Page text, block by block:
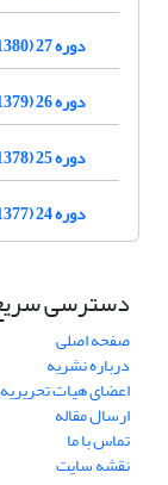
دوره 27 (1380)
دوره 26 (1379)
دوره 25 (1378)
دوره 24 (1377)
دسترسی
صفحه اصلی
درباره نشریه
اعضای هیات تحریریه
ارسال مقاله
تماس با ما
نقشه سایت